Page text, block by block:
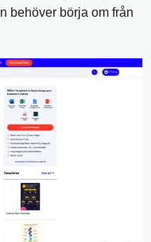
behöver börja om från